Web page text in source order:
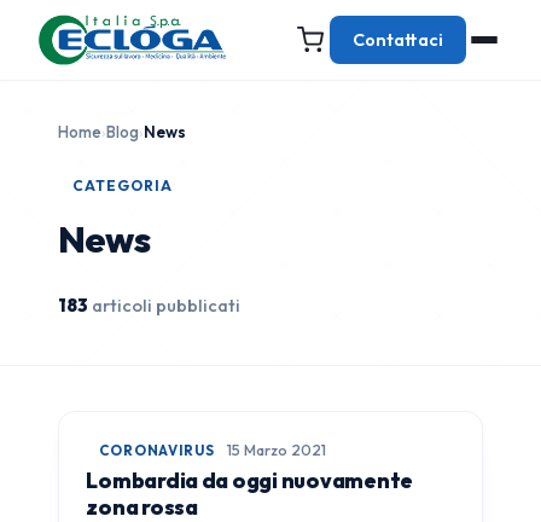
Contattaci
Home›Blog›News
CATEGORIA
News
183 articoli pubblicati
CORONAVIRUS 15 Marzo 2021
Lombardia da oggi nuovamente
zona rossa